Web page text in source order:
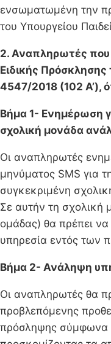
ενσωματωμένη την
του Υπουργείου
2. Αναπληρωτές που
Ειδικής Πρόσκλησης
4547/2018 (102 Α’),
Βήμα 1- Ενημέρωση
σχολική μονάδα
Οι αναπληρωτές
μηνύματος SMS για
συγκεκριμένη
Σε αυτήν τη σχολική
ομάδας) θα πρέπει
υπηρεσία εντός των
Βήμα 2- Ανάληψη
Οι αναπληρωτές θα
προβλεπόμενης
πρόσληψης σύμφωνα